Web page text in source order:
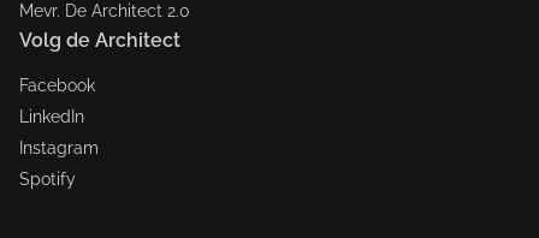
Mevr. De Architect 2.0
Volg de Architect
Facebook
LinkedIn
Instagram
Spotify